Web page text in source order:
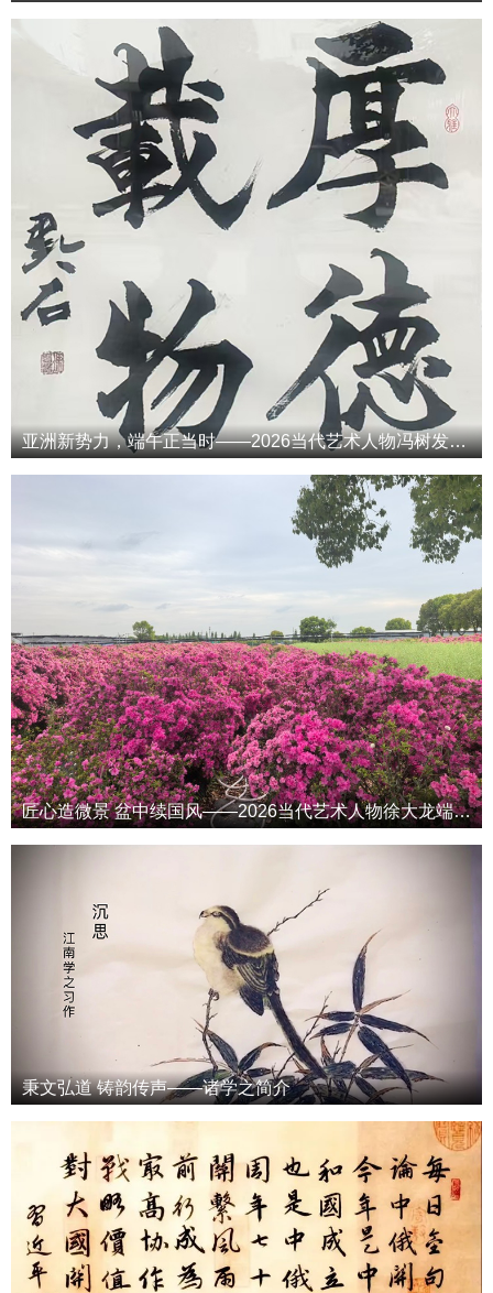
亚洲新势力，端午正当时——2026当代艺术人物冯树发端午专属特辑
匠心造微景 盆中续国风——2026当代艺术人物徐大龙端午专属特辑
秉文弘道 铸韵传声——诸学之简介